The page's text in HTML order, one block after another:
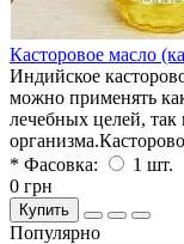
Касторовое масло
Индийское
можно применять
лечебных целей, так
* Фасовка:
1 шт.
0 грн
Купить
Популярно